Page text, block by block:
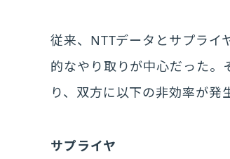
従来、NTTデータとサプライ
的なやり取りが中心だった。
り、双方に以下の非効率が発
サプライヤ